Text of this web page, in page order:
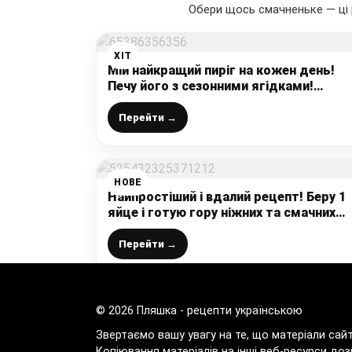
Обери щось смачненьке — ці
ХІТ
Мій найкращий пиріг на кожен день!
Печу його з сезонними ягідками!
Найшвидший і найсмачніший рецепт
випічки до чаю!
Перейти →
НОВЕ
Найпростіший і вдалий рецепт! Беру 1
яйце і готую гору ніжних та смачних
мафінів, і трачу лише 5 хв. свого часу!
Перейти →
© 2026 Пляшка - рецепти українською
Звертаємо вашу увагу на те, що матеріали